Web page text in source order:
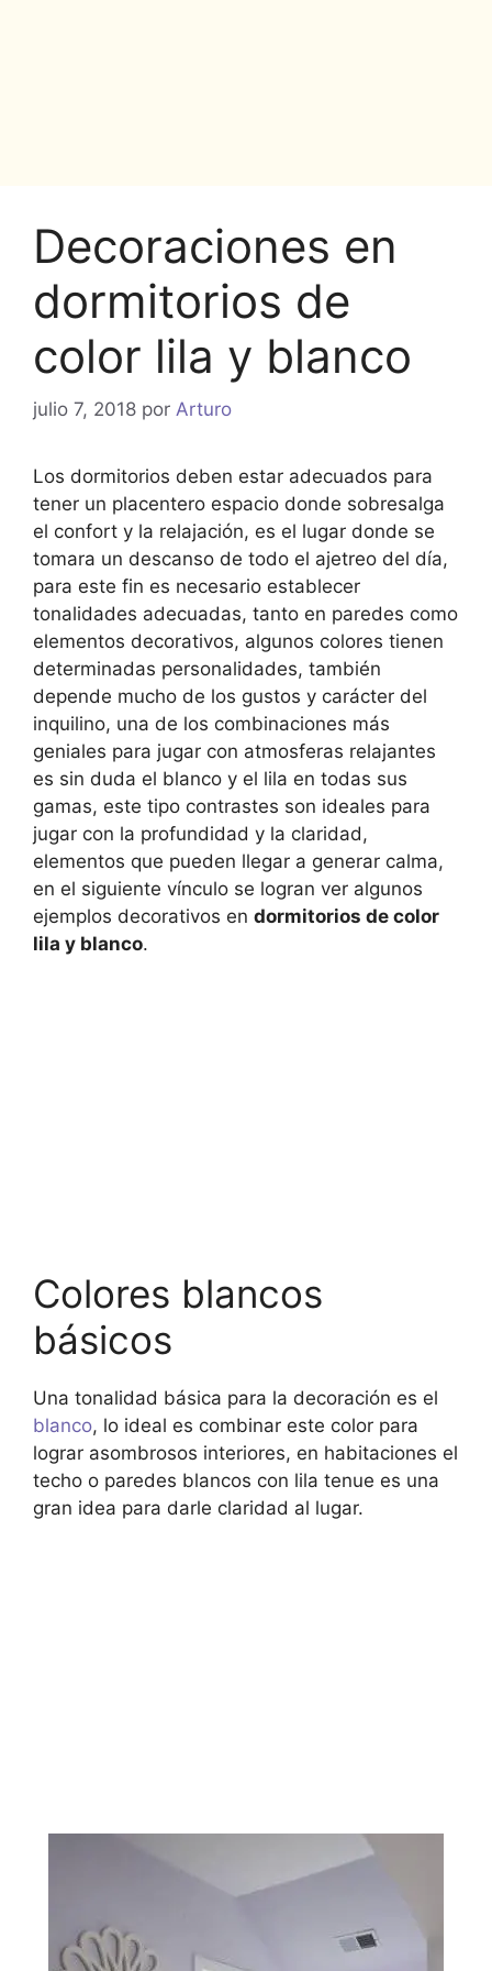
Decoraciones en
dormitorios de
color lila y blanco
julio 7, 2018 por Arturo
Los dormitorios deben estar adecuados para
tener un placentero espacio donde sobresalga
el confort y la relajación, es el lugar donde se
tomara un descanso de todo el ajetreo del día,
para este fin es necesario establecer
tonalidades adecuadas, tanto en paredes como
elementos decorativos, algunos colores tienen
determinadas personalidades, también
depende mucho de los gustos y carácter del
inquilino, una de los combinaciones más
geniales para jugar con atmosferas relajantes
es sin duda el blanco y el lila en todas sus
gamas, este tipo contrastes son ideales para
jugar con la profundidad y la claridad,
elementos que pueden llegar a generar calma,
en el siguiente vínculo se logran ver algunos
ejemplos decorativos en dormitorios de color
lila y blanco.
Colores blancos
básicos
Una tonalidad básica para la decoración es el
blanco, lo ideal es combinar este color para
lograr asombrosos interiores, en habitaciones el
techo o paredes blancos con lila tenue es una
gran idea para darle claridad al lugar.